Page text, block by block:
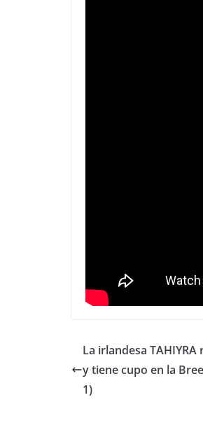
La irlandesa
y tiene cupo en la
1)